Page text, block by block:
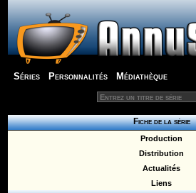
Séries Personnalités Médiathèque
Fiche de la série
Production
Distribution
Actualités
Liens